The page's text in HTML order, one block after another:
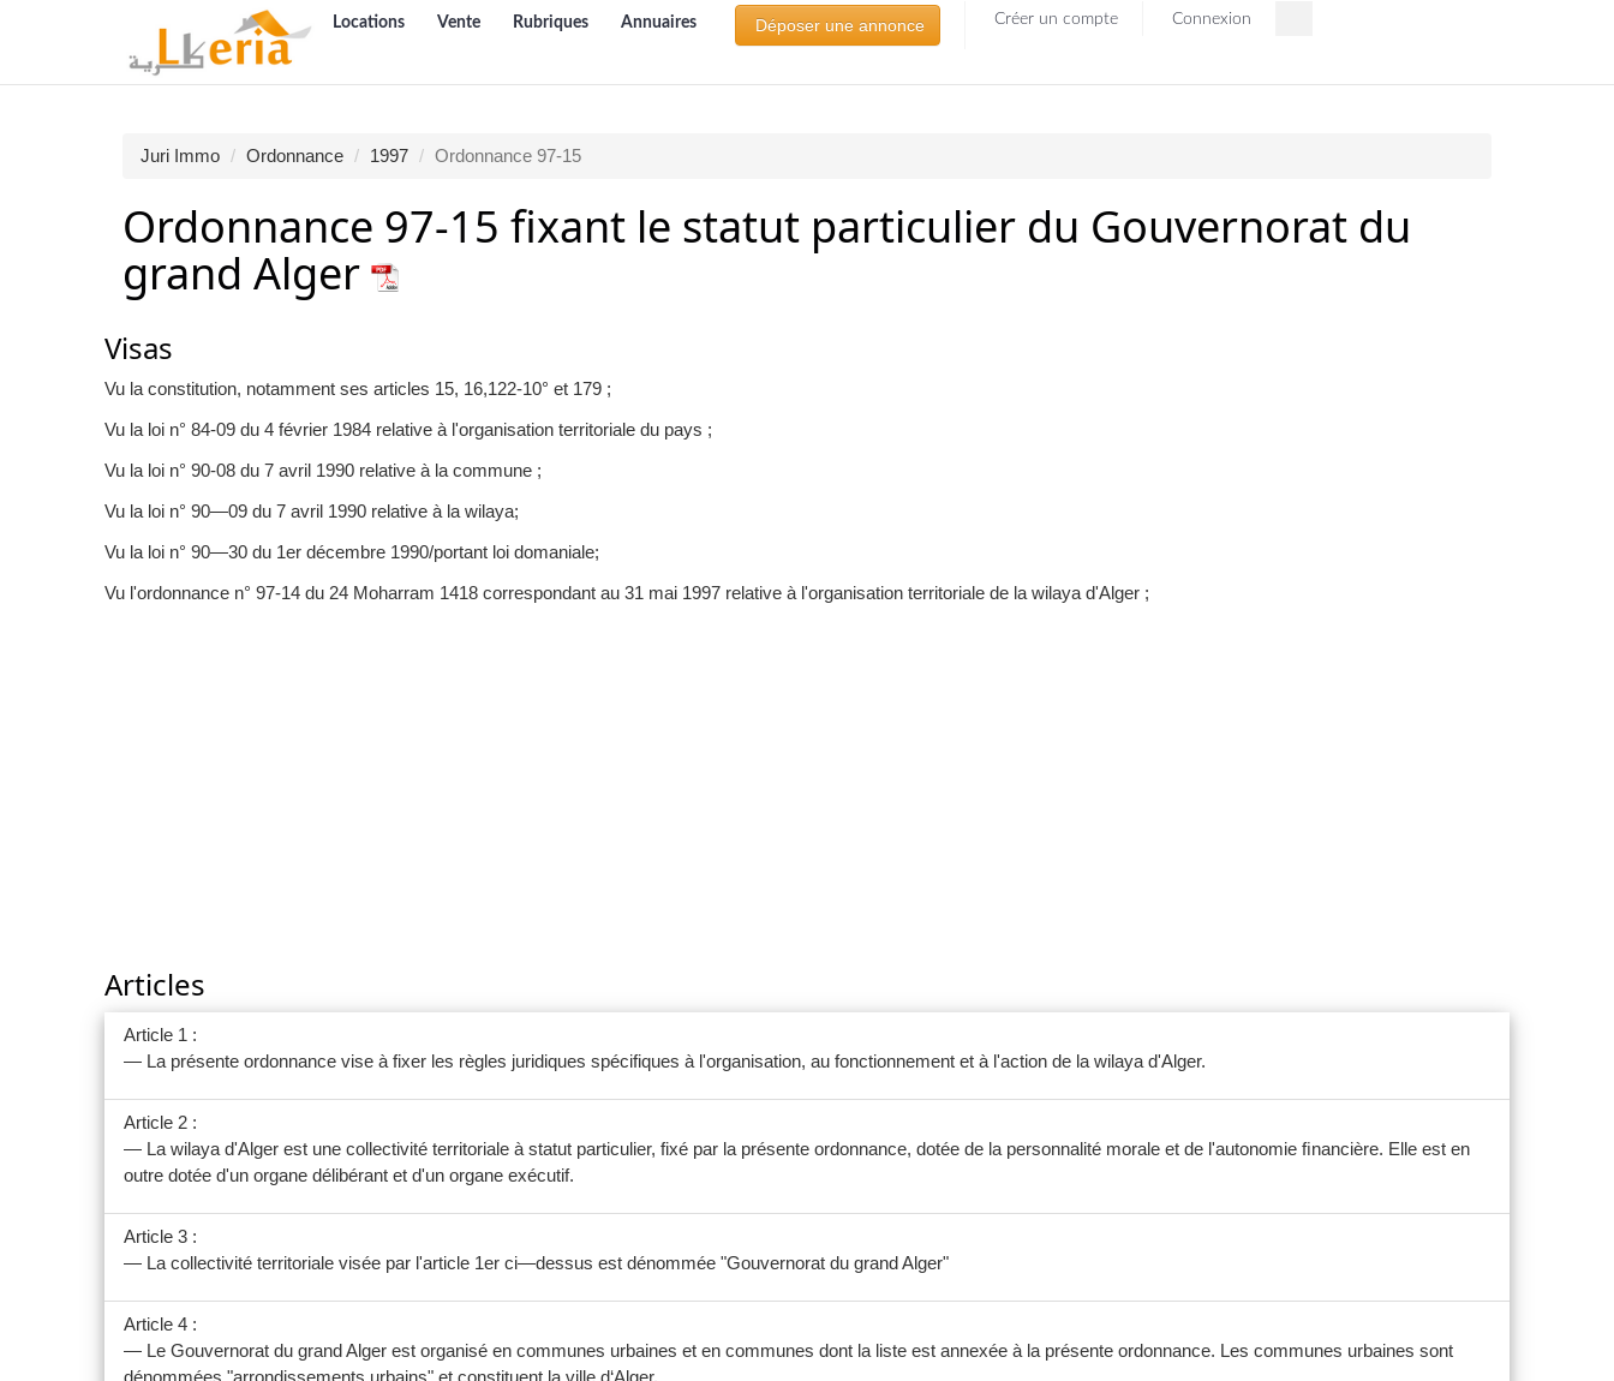
Locations Vente Rubriques Annuaires Déposer une annonce Créer un compte Connexion
Juri Immo Ordonnance 1997 Ordonnance 97-15
Ordonnance 97-15 fixant le statut particulier du Gouvernorat du
grand Alger
Visas
Vu la constitution, notamment ses articles 15, 16,122-10° et 179 ;
Vu la loi n° 84-09 du 4 février 1984 relative à l'organisation territoriale du pays ;
Vu la loi n° 90-08 du 7 avril 1990 relative à la commune ;
Vu la loi n° 90—09 du 7 avril 1990 relative à la wilaya;
Vu la loi n° 90—30 du 1er décembre 1990/portant loi domaniale;
Vu l'ordonnance n° 97-14 du 24 Moharram 1418 correspondant au 31 mai 1997 relative à l'organisation territoriale de la wilaya d'Alger ;
Articles
Article 1 :
— La présente ordonnance vise à fixer les règles juridiques spécifiques à l'organisation, au fonctionnement et à l'action de la wilaya d'Alger.
Article 2 :
— La wilaya d'Alger est une collectivité territoriale à statut particulier, fixé par la présente ordonnance, dotée de la personnalité morale et de l'autonomie ﬁnancière. Elle est en
outre dotée d'un organe délibérant et d'un organe exécutif.
Article 3 :
— La collectivité territoriale visée par l'article 1er ci—dessus est dénommée "Gouvernorat du grand Alger"
Article 4 :
— Le Gouvernorat du grand Alger est organisé en communes urbaines et en communes dont la liste est annexée à la présente ordonnance. Les communes urbaines sont
dénommées "arrondissements urbains" et constituent la ville d‘Alger.